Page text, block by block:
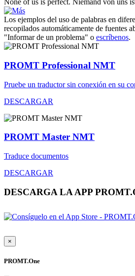
None of us is perfect. Niemand von uns
Los ejemplos del uso de palabras en
recopilados automáticamente de fuentes
"Informar de un problema" o escríbenos.
PROMT Professional NMT
Pruebe un traductor sin conexión en su
DESCARGAR
PROMT Master NMT
Traduce documentos
DESCARGAR
DESCARGA LA APP
×
PROMT.One